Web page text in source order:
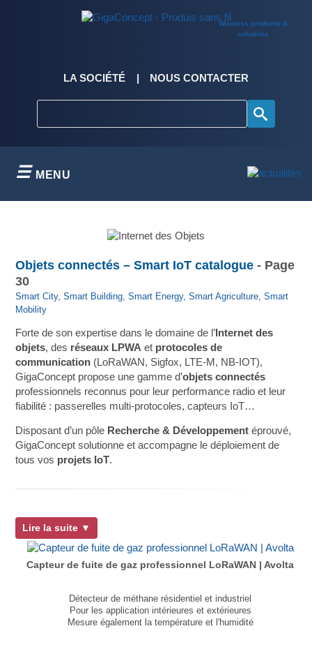
Wireless products &
solutions
LA SOCIÉTÉ NOUS CONTACTER
MENU
Objets connectés – Smart IoT catalogue - Page
30
Smart City, Smart Building, Smart Energy, Smart Agriculture, Smart
Mobility
Forte de son expertise dans le domaine de l’ Internet des
objets, des réseaux LPWA et protocoles de
communication (LoRaWAN, Sigfox, LTE-M, NB-IOT),
GigaConcept propose une gamme d’objets connectés
professionnels reconnus pour leur performance radio et leur
fiabilité : passerelles multi-protocoles, capteurs IoT…
Disposant d’un pôle Recherche & Développement éprouvé,
GigaConcept solutionne et accompagne le déploiement de
tous vos projets IoT.
Lire la suite ▼
Capteur de fuite de gaz professionnel LoRaWAN | Avolta
Détecteur de méthane résidentiel et industriel
Pour les application intérieures et extérieures
Mesure également la température et l'humidité